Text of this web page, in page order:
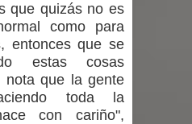
intentaron escapar por
la cárcel de Talca
que quizás no es
como para
entonces que se
estas cosas
nota que la gente
toda la
con cariño",